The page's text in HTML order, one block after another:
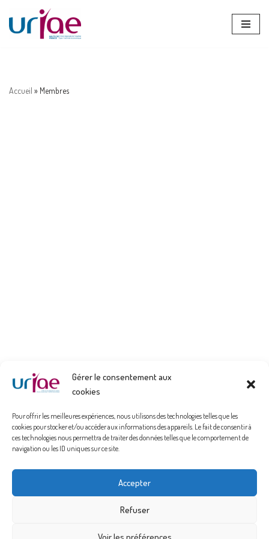
Gérer le consentement aux
cookies
Pour offrir les meilleures expériences, nous utilisons des technologies telles que les
cookies pour stocker et/ou accéder aux informations des appareils. Le fait de consentir à
ces technologies nous permettra de traiter des données telles que le comportement de
navigation ou les ID uniques sur ce site.
Accepter
Refuser
Voir les préférences
Aller
Accueil » Membres
Politique de confidentialité
Mentions Légales